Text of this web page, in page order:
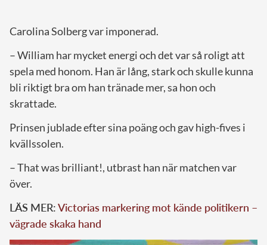
Carolina Solberg var imponerad.
– William har mycket energi och det var så roligt att
spela med honom. Han är lång, stark och skulle kunna
bli riktigt bra om han tränade mer, sa hon och
skrattade.
Prinsen jublade efter sina poäng och gav high-fives i
kvällssolen.
– That was brilliant!, utbrast han när matchen var
över.
LÄS MER:Victorias markering mot kände politikern –
vägrade skaka hand